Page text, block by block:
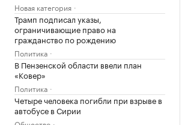
Новая категория
Трамп подписал указы,
ограничивающие право на
гражданство по рождению
Политика
В Пензенской области ввели план
«Ковер»
Политика
Четыре человека погибли при взрыве в
автобусе в Сирии